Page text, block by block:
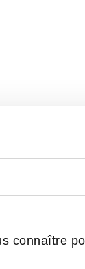
connaître